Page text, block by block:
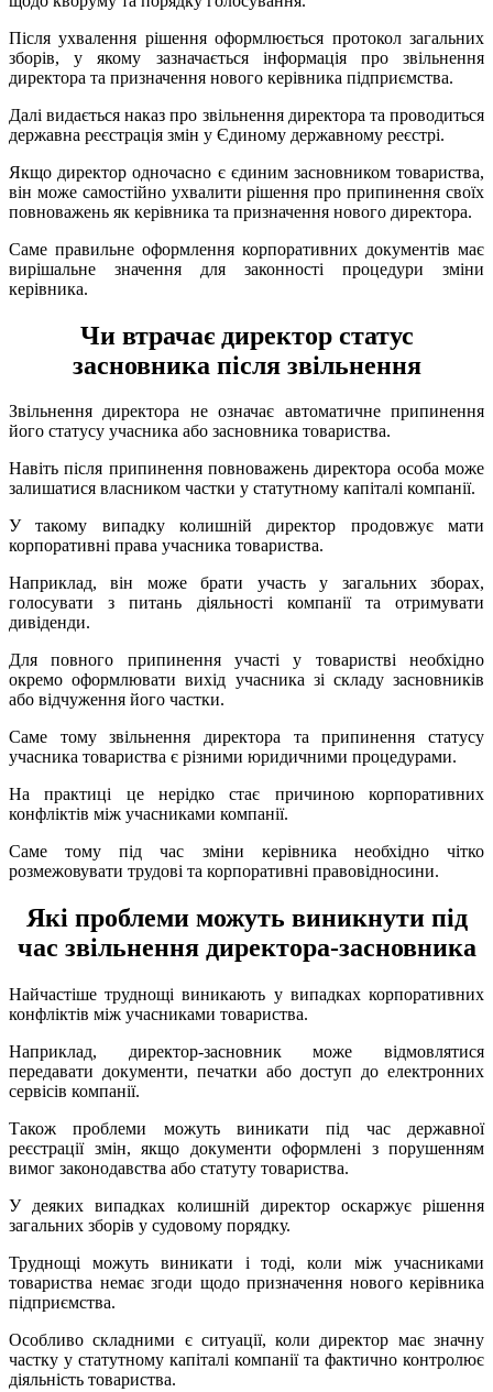
Після ухвалення рішення оформлюється протокол загальних
зборів, у якому зазначається інформація про звільнення
директора та призначення нового керівника підприємства.
Далі видається наказ про звільнення директора та проводиться
державна реєстрація змін у Єдиному державному реєстрі.
Якщо директор одночасно є єдиним засновником товариства,
він може самостійно ухвалити рішення про припинення своїх
повноважень як керівника та призначення нового директора.
Саме правильне оформлення корпоративних документів має
вирішальне значення для законності процедури зміни
керівника.
Чи втрачає директор статус
засновника після звільнення
Звільнення директора не означає автоматичне припинення
його статусу учасника або засновника товариства.
Навіть після припинення повноважень директора особа може
залишатися власником частки у статутному капіталі компанії.
У такому випадку колишній директор продовжує мати
корпоративні права учасника товариства.
Наприклад, він може брати участь у загальних зборах,
голосувати з питань діяльності компанії та отримувати
дивіденди.
Для повного припинення участі у товаристві необхідно
окремо оформлювати вихід учасника зі складу засновників
або відчуження його частки.
Саме тому звільнення директора та припинення статусу
учасника товариства є різними юридичними процедурами.
На практиці це нерідко стає причиною корпоративних
конфліктів між учасниками компанії.
Саме тому під час зміни керівника необхідно чітко
розмежовувати трудові та корпоративні правовідносини.
Які проблеми можуть виникнути під
час звільнення директора-засновника
Найчастіше труднощі виникають у випадках корпоративних
конфліктів між учасниками товариства.
Наприклад, директор-засновник може відмовлятися
передавати документи, печатки або доступ до електронних
сервісів компанії.
Також проблеми можуть виникати під час державної
реєстрації змін, якщо документи оформлені з порушенням
вимог законодавства або статуту товариства.
У деяких випадках колишній директор оскаржує рішення
загальних зборів у судовому порядку.
Труднощі можуть виникати і тоді, коли між учасниками
товариства немає згоди щодо призначення нового керівника
підприємства.
Особливо складними є ситуації, коли директор має значну
частку у статутному капіталі компанії та фактично контролює
діяльність товариства.